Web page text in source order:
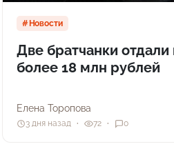
Новости
Две братчанки
более 18 млн рублей
Елена Торопова
3 дня назад 72 0